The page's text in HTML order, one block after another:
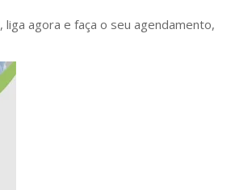
, liga agora e faça o seu agendamento,